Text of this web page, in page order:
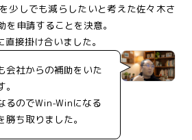
少しでも減らしたいと考えた佐々木さ
申請することを決意。
接掛け合いました。
会社からの補助をいた
るのでWin-Winになる
勝ち取りました。